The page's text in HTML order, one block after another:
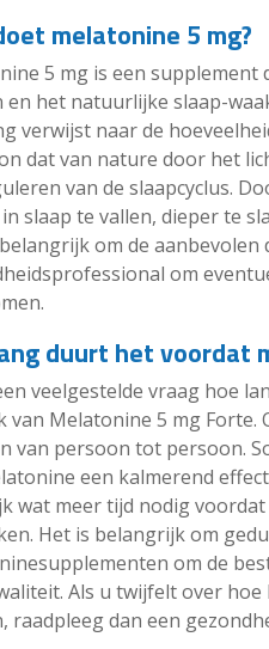
melatonine 5 mg?
5 mg is een
en het natuurlijke slaap-
verwijst naar de
dat van nature door het
van de slaapcyclus.
slaap te vallen, dieper te
om de
om
duurt het voordat
veelgestelde vraag hoe
van Melatonine 5 mg Forte.
van persoon tot persoon.
een kalmerend
wat meer tijd nodig
Het is belangrijk om
om de
Als u twijfelt over
raadpleeg dan een